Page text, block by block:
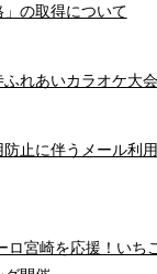
」の取得について
れあいカラオケ大会
防止に伴うメール利
ロ宮崎を応援！い